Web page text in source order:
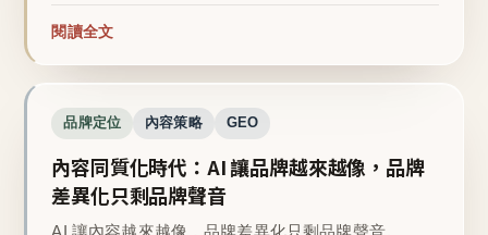
閱讀全文
品牌定位 內容策略 GEO
內容同質化時代：AI 讓品牌越來越像，品牌
差異化只剩品牌聲音